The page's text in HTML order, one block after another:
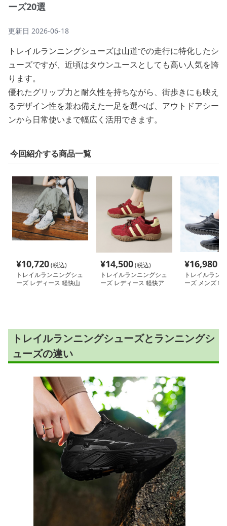
ーズ20選
更新日 2026-06-18
トレイルランニングシューズは山道での走行に特化したシ
ューズですが、近頃はタウンユースとしても高い人気を誇
ります。
優れたグリップ力と耐久性を持ちながら、街歩きにも映え
るデザイン性を兼ね備えた一足を選べば、アウトドアシー
ンから日常使いまで幅広く活用できます。
今回紹介する商品一覧
¥10,720(税込)
トレイルランニングシュ
ーズ レディース 軽快山
¥14,500(税込)
トレイルランニングシュ
ーズ レディース 軽快ア
¥16,980
トレイルラン
ーズ メンズ 軽
トレイルランニングシューズとランニングシ
ューズの違い